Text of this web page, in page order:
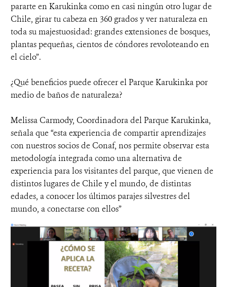
pararte en Karukinka como en casi ningún otro lugar de
Chile, girar tu cabeza en 360 grados y ver naturaleza en
toda su majestuosidad: grandes extensiones de bosques,
plantas pequeñas, cientos de cóndores revoloteando en
el cielo”.
¿Qué beneficios puede ofrecer el Parque Karukinka por
medio de baños de naturaleza?
Melissa Carmody, Coordinadora del Parque Karukinka,
señala que “esta experiencia de compartir aprendizajes
con nuestros socios de Conaf, nos permite observar esta
metodología integrada como una alternativa de
experiencia para los visitantes del parque, que vienen de
distintos lugares de Chile y el mundo, de distintas
edades, a conocer los últimos parajes silvestres del
mundo, a conectarse con ellos”